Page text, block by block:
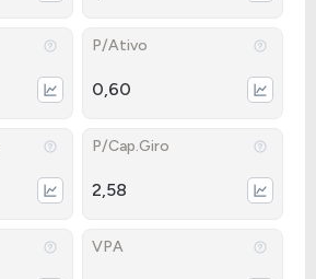
P/Ativo
0,60
P/Cap.Giro
2,58
VPA